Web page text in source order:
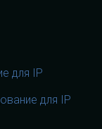
для IP
для IP